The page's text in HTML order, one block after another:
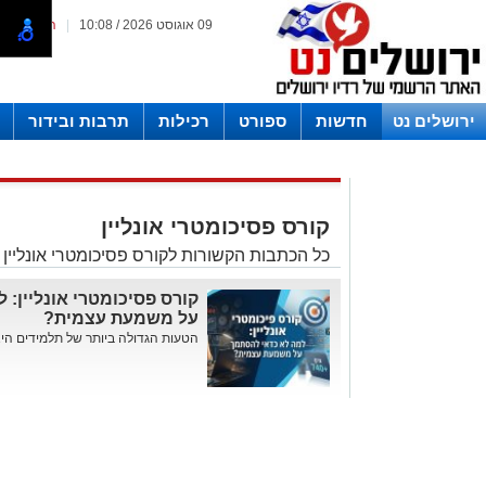
המייל 09 אוגוסט 2026 / 10:08
ירושלים נט חדשות ספורט רכילות
תרבות ובידור
קורס פסיכומטרי אונליין
כל הכתבות הקשורות לקורס פסיכומטרי
קורס פסיכומטרי
על משמעת עצמית?
הטעות הגדולה ביותר של תלמידים